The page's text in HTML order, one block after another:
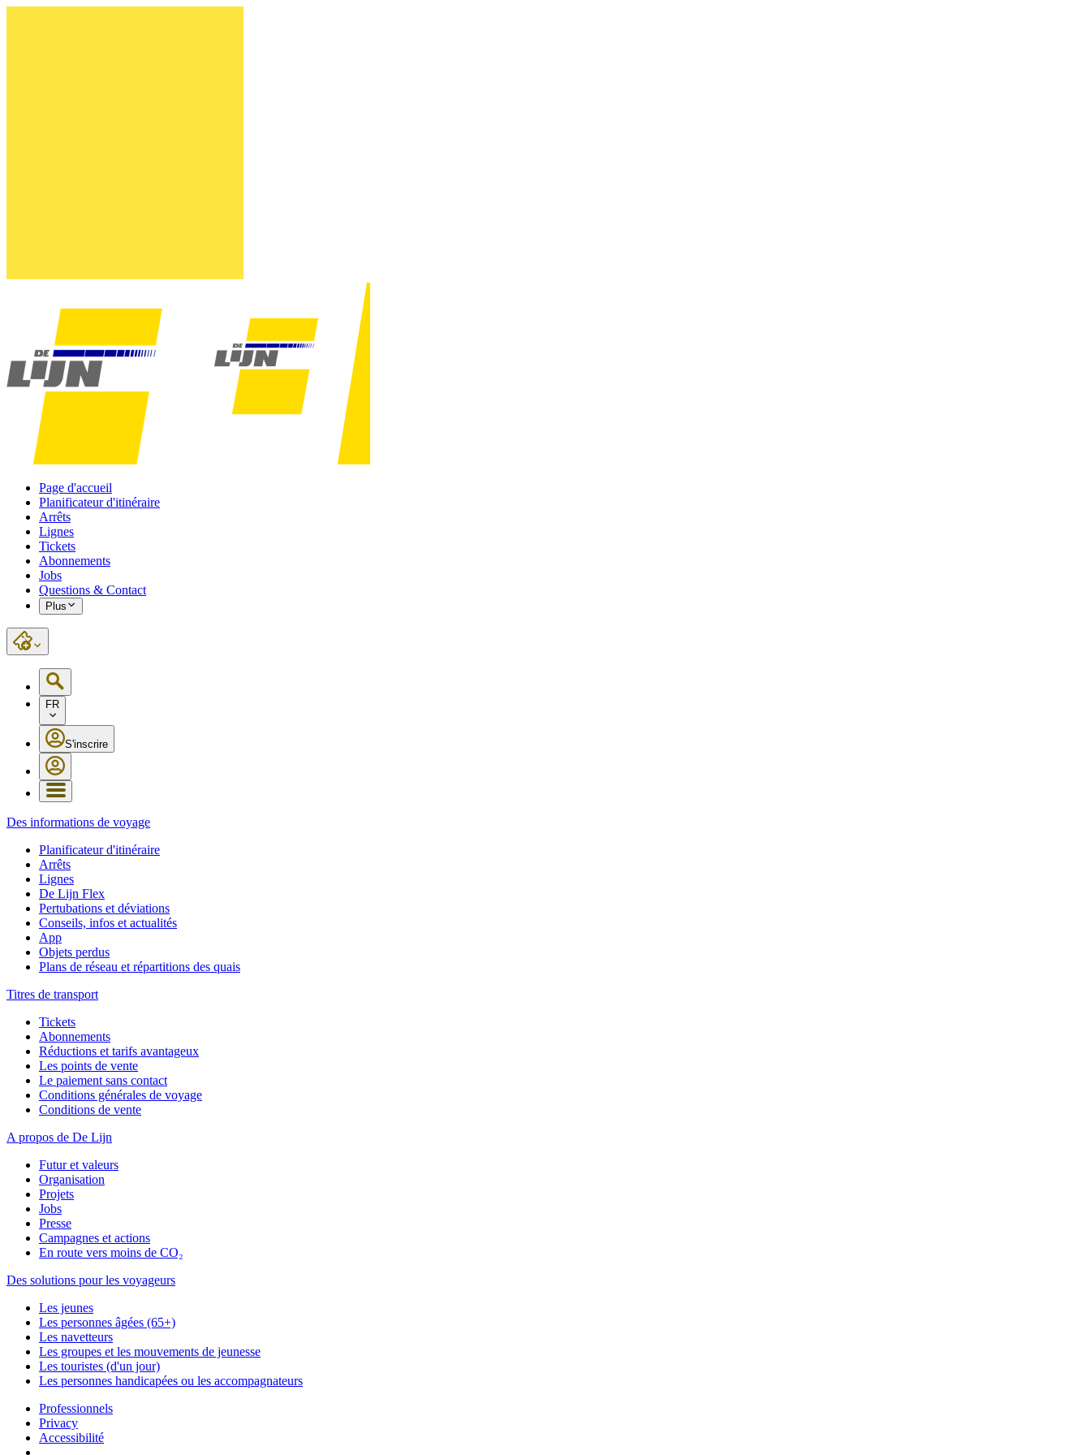
Page d'accueil
Planificateur d'itinéraire
Arrêts
Lignes
Tickets
Abonnements
Jobs
Questions & Contact
Plus
FR
S'inscrire
Des informations de voyage
Planificateur d'itinéraire
Arrêts
Lignes
De Lijn Flex
Pertubations et déviations
Conseils, infos et actualités
App
Objets perdus
Plans de réseau et répartitions des quais
Titres de transport
Tickets
Abonnements
Réductions et tarifs avantageux
Les points de vente
Le paiement sans contact
Conditions générales de voyage
Conditions de vente
A propos de De Lijn
Futur et valeurs
Organisation
Projets
Jobs
Presse
Campagnes et actions
En route vers moins de CO₂
Des solutions pour les voyageurs
Les jeunes
Les personnes âgées (65+)
Les navetteurs
Les groupes et les mouvements de jeunesse
Les touristes (d'un jour)
Les personnes handicapées ou les accompagnateurs
Professionnels
Privacy
Accessibilité